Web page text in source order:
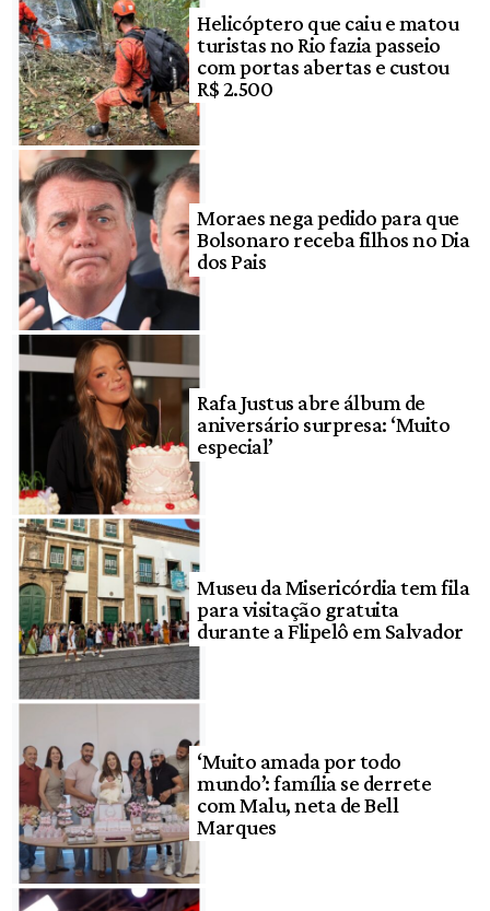
Helicóptero que caiu e matou
turistas no Rio fazia passeio
com portas abertas e custou
R$ 2.500
Moraes nega pedido para que
Bolsonaro receba filhos no Dia
dos Pais
Rafa Justus abre álbum de
aniversário surpresa: ‘Muito
especial’
Museu da Misericórdia tem fila
para visitação gratuita
durante a Flipelô em Salvador
‘Muito amada por todo
mundo’: família se derrete
com Malu, neta de Bell
Marques